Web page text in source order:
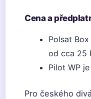
Cena a
Polsat
od cca 25
Pilot WP
Pro českého